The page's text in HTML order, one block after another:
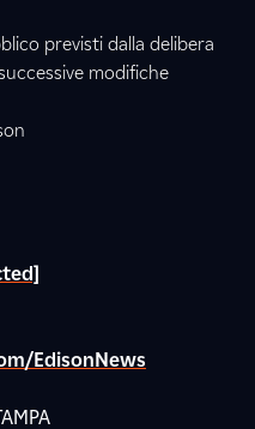
previsti dalla delibera
modifiche
EdisonNews